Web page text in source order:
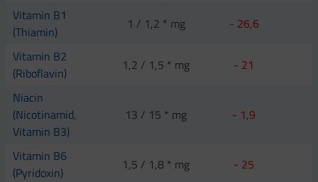
Vitamin B1
(Thiamin)
1 / 1,2 * mg - 26,6
Vitamin B2
(Riboflavin)
1,2 / 1,5 * mg - 21
Niacin
(Nicotinamid,
Vitamin B3)
13 / 15 * mg - 1,9
Vitamin B6
(Pyridoxin)
1,5 / 1,8 * mg - 25